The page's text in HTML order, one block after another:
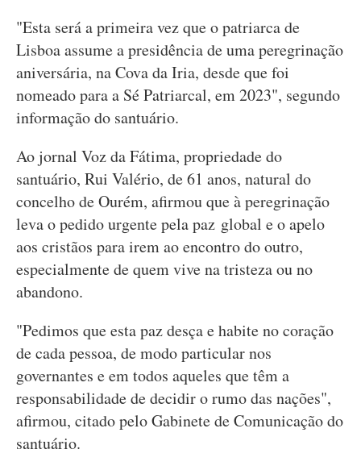
"Esta será a primeira vez que o patriarca de
Lisboa assume a presidência de uma peregrinação
aniversária, na Cova da Iria, desde que foi
nomeado para a Sé Patriarcal, em 2023", segundo
informação do santuário.
Ao jornal Voz da Fátima, propriedade do
santuário, Rui Valério, de 61 anos, natural do
concelho de Ourém, afirmou que à peregrinação
leva o pedido urgente pela paz global e o apelo
aos cristãos para irem ao encontro do outro,
especialmente de quem vive na tristeza ou no
abandono.
"Pedimos que esta paz desça e habite no coração
de cada pessoa, de modo particular nos
governantes e em todos aqueles que têm a
responsabilidade de decidir o rumo das nações",
afirmou, citado pelo Gabinete de Comunicação do
santuário.